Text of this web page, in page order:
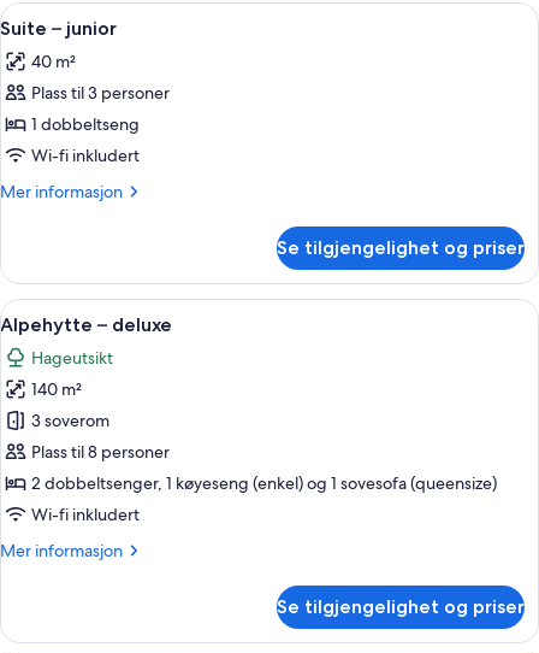
Åpne
alle
bildene
av
Suite
–
junior
Suite – junior | 1 soverom, safe på
6
Suite – junior
40 m²
Plass til 3 personer
1 dobbeltseng
Wi-fi inkludert
Mer informasjon
Mer
–
junior
Se tilgjengelighet og priser
Åpne
alle
bildene
av
Alpehytte
–
deluxe
Alpehytte – deluxe |
9
Alpehytte – deluxe
Hageutsikt
140 m²
3 soverom
Plass til 8 personer
2 dobbeltsenger, 1 køyeseng (enkel) og 1 sovesofa (queensize)
Wi-fi inkludert
Mer informasjon
Mer
–
Se tilgjengelighet og priser